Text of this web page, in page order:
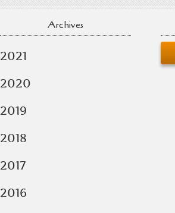
Archives
2021
2020
2019
2018
2017
2016